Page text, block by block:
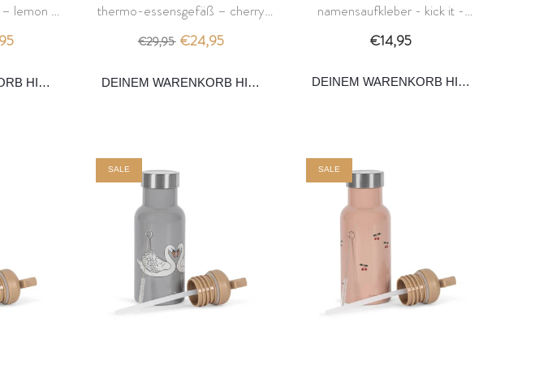
lemon –
HINZUFÜGEN
thermo-essensgefäß – cherry
glitter – konges slojd
€29,95 €24,95
DEINEM WARENKORB HINZUFÜGEN
namensaufkleber - kick it -
konges slojd
€14,95
DEINEM WARENKORB HINZUFÜGEN
SALE SALE